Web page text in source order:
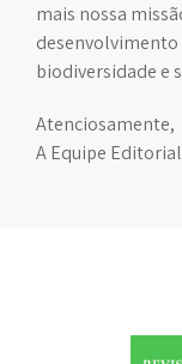
mais nossa
biodiversidade e
Atenciosamente,
A Equipe